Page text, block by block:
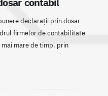
declarații prin dosar
firmelor de contabilitate
mare de timp. prin